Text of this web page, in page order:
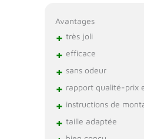
Avantages
+ très joli
+ efficace
+ sans odeur
+ rapport qualité-prix
+ instructions de
+ taille adaptée